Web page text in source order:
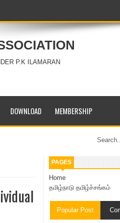
P.K ILAMARAN
DOWNLOAD MEMBERSHIP
PAGES
Home
தமிழ்நாடு தமிழ்ச்சங்கம்
Popular Post